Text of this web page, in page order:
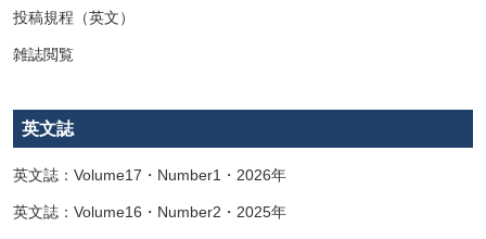
投稿規程（英文）
雑誌閲覧
英文誌
英文誌：Volume17・Number1・2026年
英文誌：Volume16・Number2・2025年